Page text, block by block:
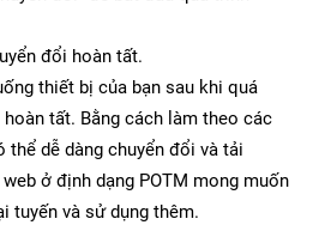
đổi hoàn tất.
thiết bị của bạn sau khi quá
tất. Bằng cách làm theo các
thể dễ dàng chuyển đổi và tải
ở định dạng POTM mong muốn
tuyến và sử dụng thêm.